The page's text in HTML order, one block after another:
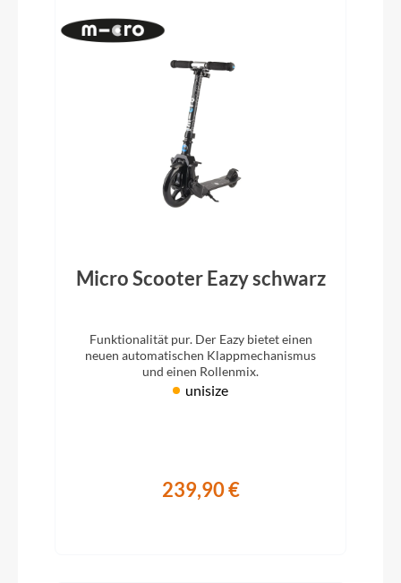
Micro Scooter Eazy schwarz
Funktionalität pur. Der Eazy bietet einen
neuen automatischen Klappmechanismus
und einen Rollenmix.
unisize
239,90 €